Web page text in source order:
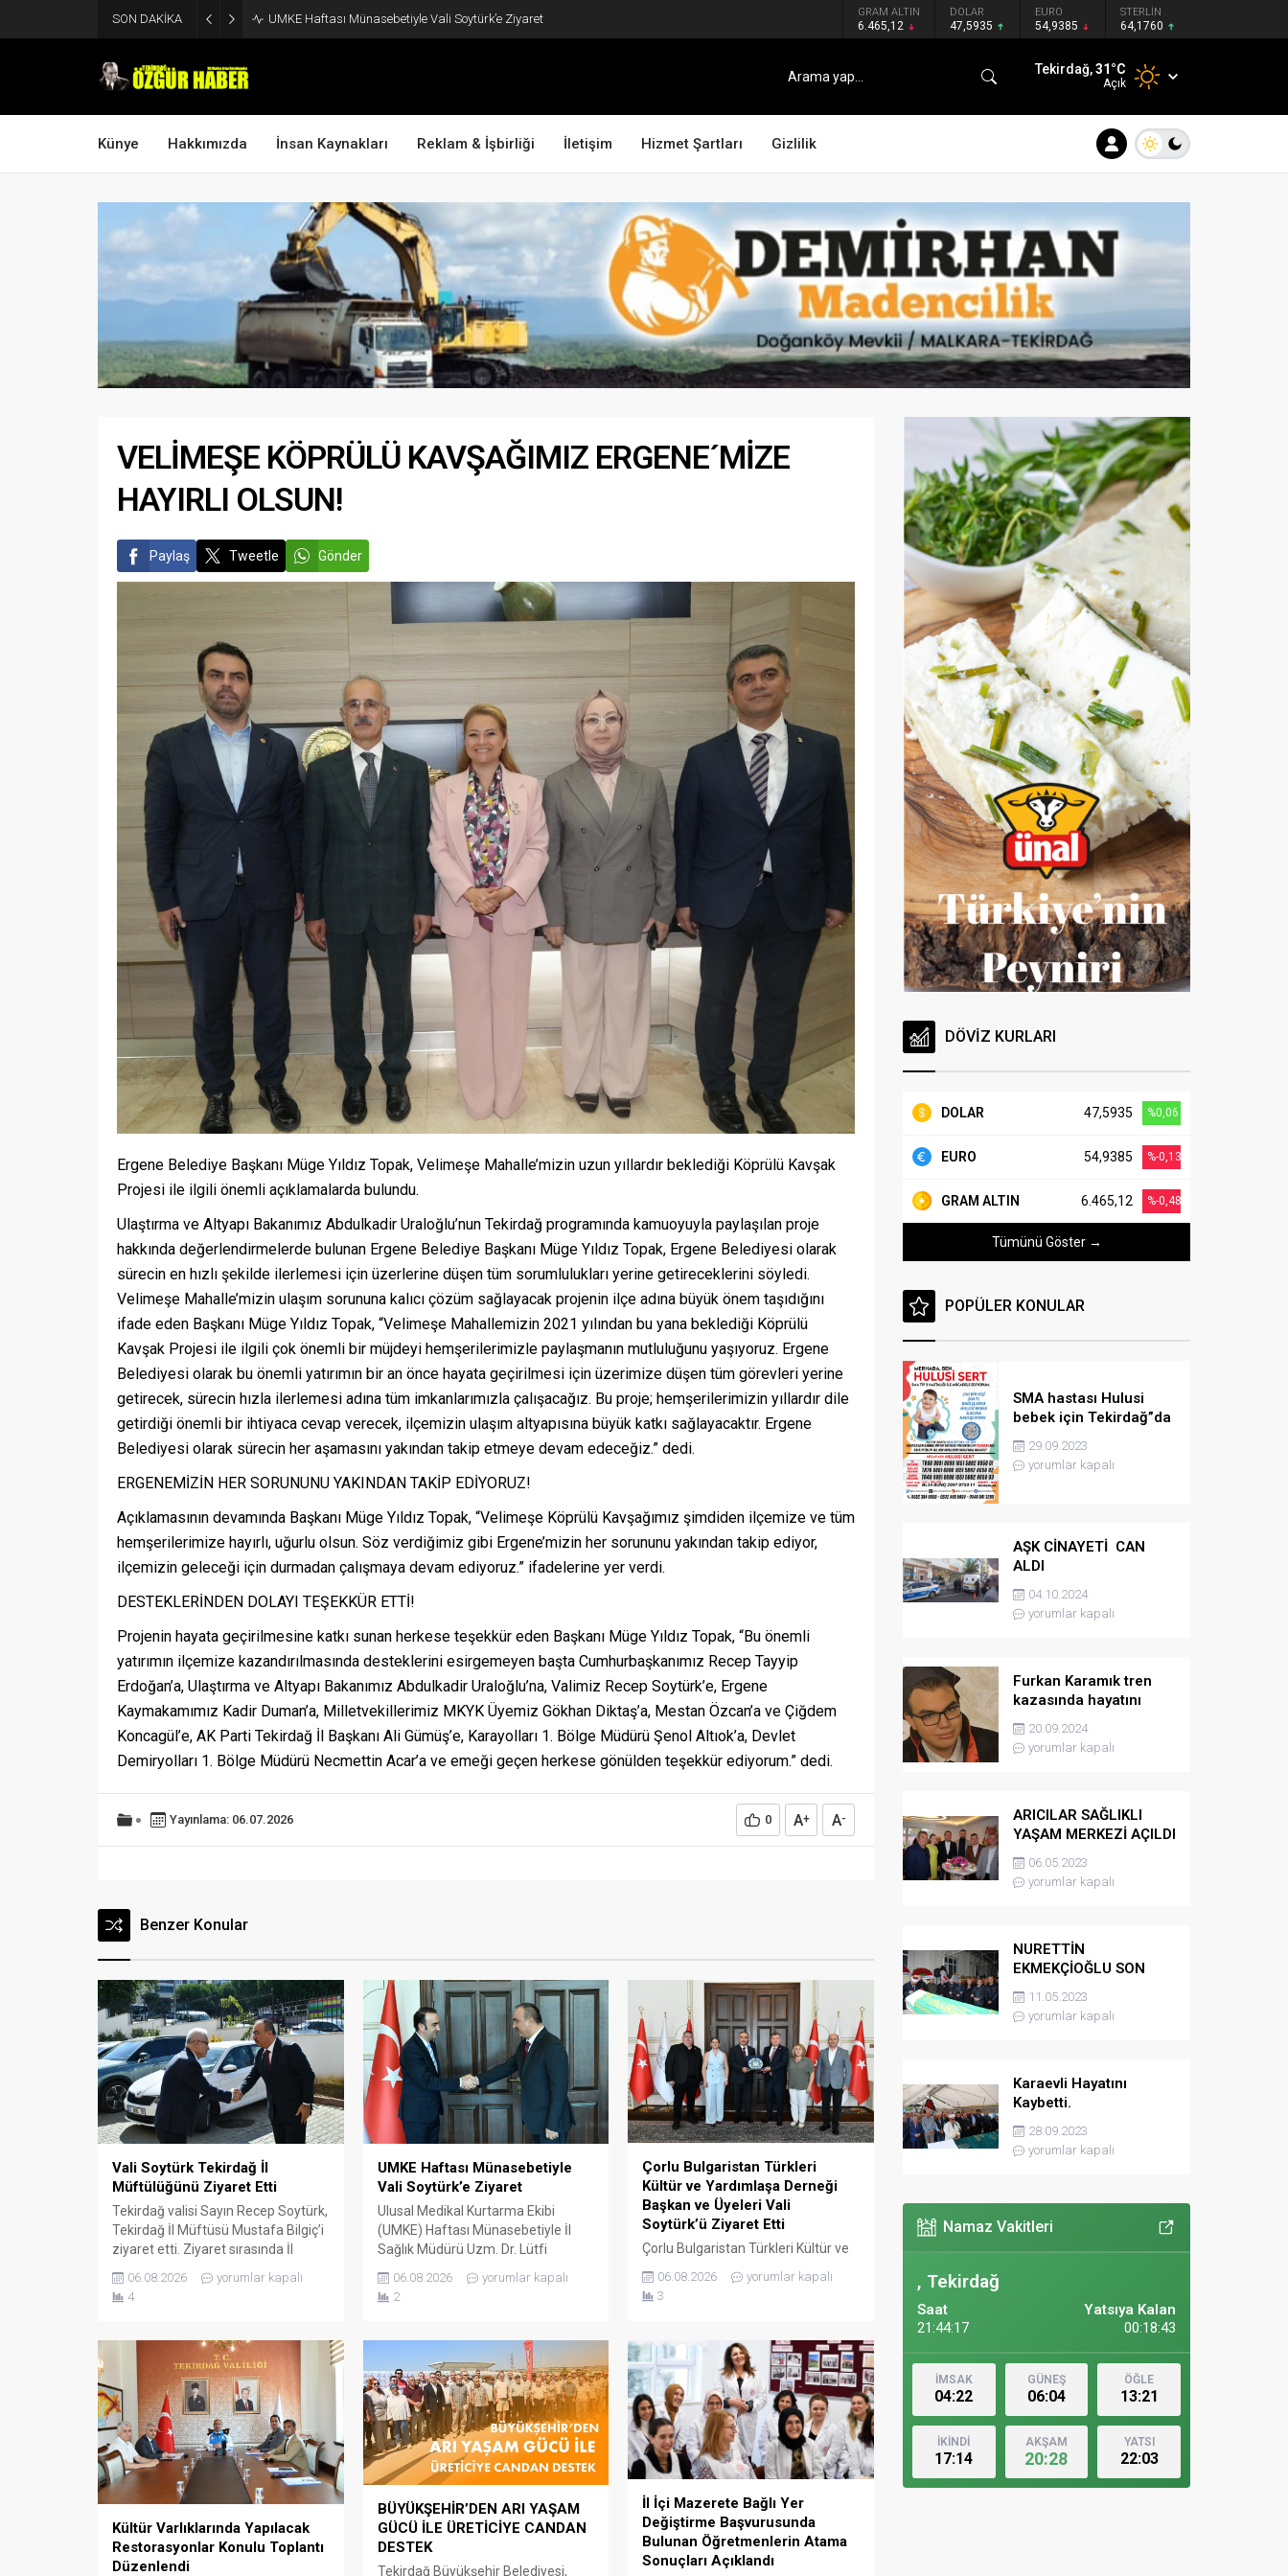
SON DAKİKA UMKE Haftası Münasebetiyle Vali Soytürk’e Ziyaret GRAM ALTIN
6.465,12
DOLAR
47,5935
EURO
54,9385
STERLİN
64,1760
Tekirdağ,31°C
Açık
Künye Hakkımızda İnsan Kaynakları Reklam & İşbirliği İletişim Hizmet Şartları Gizlilik
VELİMEŞE KÖPRÜLÜ KAVŞAĞIMIZ ERGENE´MİZE
HAYIRLI OLSUN!
Paylaş Tweetle Gönder
Ergene Belediye Başkanı Müge Yıldız Topak, Velimeşe Mahalle’mizin uzun yıllardır beklediği Köprülü Kavşak
Projesi ile ilgili önemli açıklamalarda bulundu.
Ulaştırma ve Altyapı Bakanımız Abdulkadir Uraloğlu’nun Tekirdağ programında kamuoyuyla paylaşılan proje
hakkında değerlendirmelerde bulunan Ergene Belediye Başkanı Müge Yıldız Topak, Ergene Belediyesi olarak
sürecin en hızlı şekilde ilerlemesi için üzerlerine düşen tüm sorumlulukları yerine getireceklerini söyledi.
Velimeşe Mahalle’mizin ulaşım sorununa kalıcı çözüm sağlayacak projenin ilçe adına büyük önem taşıdığını
ifade eden Başkanı Müge Yıldız Topak, “Velimeşe Mahallemizin 2021 yılından bu yana beklediği Köprülü
Kavşak Projesi ile ilgili çok önemli bir müjdeyi hemşerilerimizle paylaşmanın mutluluğunu yaşıyoruz. Ergene
Belediyesi olarak bu önemli yatırımın bir an önce hayata geçirilmesi için üzerimize düşen tüm görevleri yerine
getirecek, sürecin hızla ilerlemesi adına tüm imkanlarımızla çalışacağız. Bu proje; hemşerilerimizin yıllardır dile
getirdiği önemli bir ihtiyaca cevap verecek, ilçemizin ulaşım altyapısına büyük katkı sağlayacaktır. Ergene
Belediyesi olarak sürecin her aşamasını yakından takip etmeye devam edeceğiz.” dedi.
ERGENEMİZİN HER SORUNUNU YAKINDAN TAKİP EDİYORUZ!
Açıklamasının devamında Başkanı Müge Yıldız Topak, “Velimeşe Köprülü Kavşağımız şimdiden ilçemize ve tüm
hemşerilerimize hayırlı, uğurlu olsun. Söz verdiğimiz gibi Ergene’mizin her sorununu yakından takip ediyor,
ilçemizin geleceği için durmadan çalışmaya devam ediyoruz.” ifadelerine yer verdi.
DESTEKLERİNDEN DOLAYI TEŞEKKÜR ETTİ!
Projenin hayata geçirilmesine katkı sunan herkese teşekkür eden Başkanı Müge Yıldız Topak, “Bu önemli
yatırımın ilçemize kazandırılmasında desteklerini esirgemeyen başta Cumhurbaşkanımız Recep Tayyip
Erdoğan’a, Ulaştırma ve Altyapı Bakanımız Abdulkadir Uraloğlu’na, Valimiz Recep Soytürk’e, Ergene
Kaymakamımız Kadir Duman’a, Milletvekillerimiz MKYK Üyemiz Gökhan Diktaş’a, Mestan Özcan’a ve Çiğdem
Koncagül’e, AK Parti Tekirdağ İl Başkanı Ali Gümüş’e, Karayolları 1. Bölge Müdürü Şenol Altıok’a, Devlet
Demiryolları 1. Bölge Müdürü Necmettin Acar’a ve emeği geçen herkese gönülden teşekkür ediyorum.” dedi.
Yayınlama: 06.07.2026 0 A+ A-
Benzer Konular
Vali Soytürk Tekirdağ İl
Müftülüğünü Ziyaret Etti
Tekirdağ valisi Sayın Recep Soytürk,
Tekirdağ İl Müftüsü Mustafa Bilgiç’i
ziyaret etti. Ziyaret sırasında İl
Müftüsü Bilgiç ve Tekirdağ İl
Müftülüğü personeli tarafından
karşılanan Vali Soytürk ardından İl
müftülüğün çalışma ve faaliyetleri
hakkında bilgi aldı. Günün anısına
hatıra fotoğrafı çekilmesinin
ardından ziyaret sona erdi.
06.08.2026
yorumlar kapalı
4
UMKE Haftası Münasebetiyle
Vali Soytürk’e Ziyaret
Ulusal Medikal Kurtarma Ekibi
(UMKE) Haftası Münasebetiyle İl
Sağlık Müdürü Uzm. Dr. Lütfi
Çağatay Onar, Sağlık Hizmetleri
Başkanı Uzm. Dr. Mustafa Dönmez
ve UMKE çalışanları, Tekirdağ valisi
ziyaret etti. Ziyaret sırasında İl
Sağlık Müdürü Onar, UMKE Haftası
münasebetiyle düzenlenecek
etkinlikler hakkında Vali Soytürk’e
bilgi verdi. Ziyaretten...
06.08.2026
yorumlar kapalı
2
Çorlu Bulgaristan Türkleri
Kültür ve Yardımlaşa Derneği
Başkan ve Üyeleri Vali
Soytürk’ü Ziyaret Etti
Çorlu Bulgaristan Türkleri Kültür ve
Yardımlaşa Derneği Başkanı Güner
Çetin ve yönetim kurulu üyeleri,
Tekirdağ valisi Sayın Recep
etti.Dernek Başkanı Çetin ve
yönetim kurulu üyeleri ile bir süre
görüşen Vali Soytürk, derneğin
çalışmaları hakkında bilgi aldı.
06.08.2026
yorumlar kapalı
3
Kültür Varlıklarında Yapılacak
Restorasyonlar Konulu Toplantı
Düzenlendi
BÜYÜKŞEHİR’DEN ARI YAŞAM
GÜCÜ İLE ÜRETİCİYE CANDAN
DESTEK
Tekirdağ Büyükşehir Belediyesi,
İl İçi Mazerete Bağlı Yer
Değiştirme Başvurusunda
Bulunan Öğretmenlerin Atama
Sonuçları Açıklandı
DÖVİZ KURLARI
DOLAR 47,5935 %0,06
EURO 54,9385 %-0,13
GRAM ALTIN 6.465,12 %-0,48
Tümünü Göster →
POPÜLER KONULAR
SMA hastası Hulusi
bebek için Tekirdağ”da
konser düzenlenicek
29.09.2023
yorumlar kapalı
AŞK CİNAYETİ CAN
ALDI
04.10.2024
yorumlar kapalı
Furkan Karamık tren
kazasında hayatını
kaybetti
20.09.2024
yorumlar kapalı
ARICILAR SAĞLIKLI
YAŞAM MERKEZİ AÇILDI
06.05.2023
yorumlar kapalı
NURETTİN
EKMEKÇİOĞLU SON
YOLCULUĞUNA
UĞURLANDI
11.05.2023
yorumlar kapalı
Karaevli Hayatını
Kaybetti.
28.09.2023
yorumlar kapalı
Namaz Vakitleri
, Tekirdağ
Saat
21:44:19
Yatsıya Kalan
00:18:41
İMSAK
04:22
GÜNEŞ
06:04
ÖĞLE
13:21
İKİNDİ
17:14
AKŞAM
20:28
YATSI
22:03